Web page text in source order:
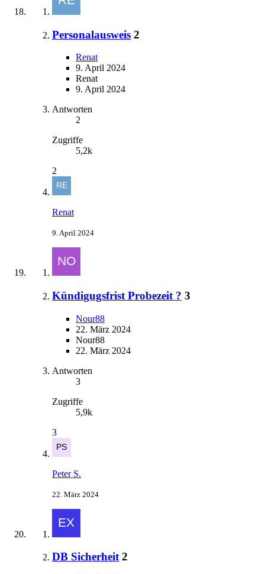
Personalausweis 2
Renat
9. April 2024
Renat
9. April 2024
Antworten
2
Zugriffe
5,2k
2
Renat
9. April 2024
Kündigugsfrist Probezeit ? 3
Nour88
22. März 2024
Nour88
22. März 2024
Antworten
3
Zugriffe
5,9k
3
Peter S.
22. März 2024
DB Sicherheit 2